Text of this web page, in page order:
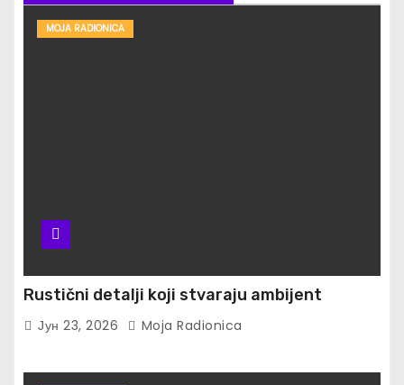
MOJA RADIONICA
Rustični detalji koji stvaraju ambijent
Јун 23, 2026 Moja Radionica